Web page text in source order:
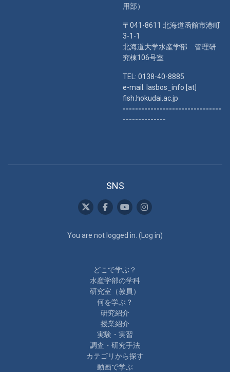
用部）
〒041-8611 北海道函館市港町
3-1-1
北海道大学水産学部 管理研
究棟106号室
TEL: 0138-40-8885
e-mail: lasbos_info [at]
fish.hokudai.ac.jp
--------------------------------
--------------
SNS
You are not logged in. ( Log in)
どこで学ぶ？
水産学部の学科
研究室（教員）
何を学ぶ？
研究紹介
授業紹介
実験・実習
調査・研究手法
カテゴリから探す
動画で学ぶ